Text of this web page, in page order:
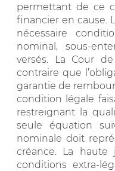
permettant de ce
financier en cause.
nécessaire
nominal, sous-
versés. La Cour
contraire que
garantie de
condition légale
restreignant la
seule équation
nominale doit
créance. La
conditions extra-